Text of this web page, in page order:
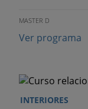
MASTER D
Ver programa
INTERIORES